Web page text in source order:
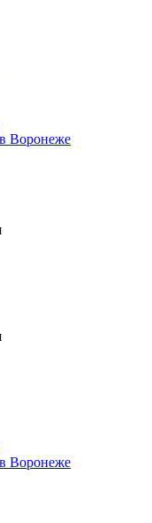
Воронеже
Воронеже